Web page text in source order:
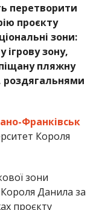
перетворити
проєкту
зони:
зону,
пляжну
Франківськ
Короля
зони
Данила за
проєкту